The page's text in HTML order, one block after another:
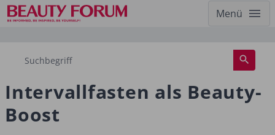
Menü
Intervallfasten als Beauty-
Boost